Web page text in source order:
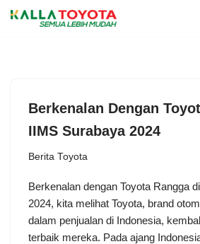
Berkenalan Dengan
IIMS Surabaya 2024
Berita Toyota
Berkenalan dengan Toyota Rangga
2024, kita melihat Toyota, brand
dalam penjualan di Indonesia,
terbaik mereka. Pada ajang